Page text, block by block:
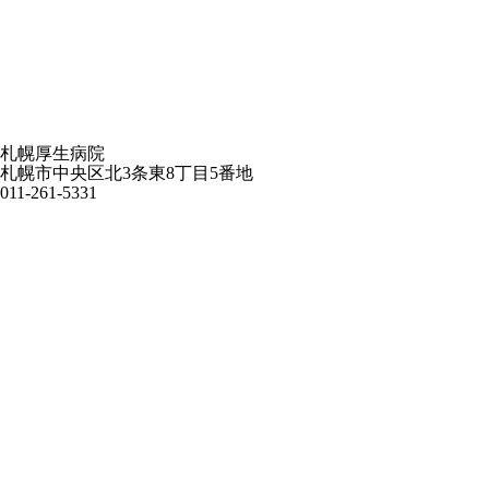
札幌厚生病院
札幌市中央区北3条東8丁目5番地
011-261-5331